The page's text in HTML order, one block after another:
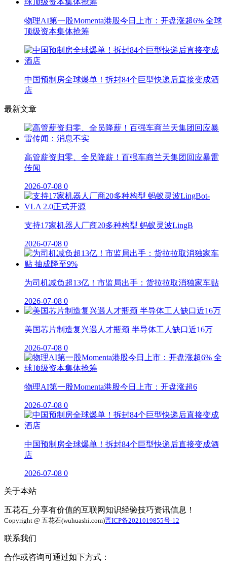
物理AI第一股Momenta港股今日上市：开盘涨超6% 全球
顶级资本集体抢筹
中国预制房全球爆单！拆封84个巨型快递后直接变成酒
店
最新文章
高管薪资归零、全员降薪！百强车商兰天集团回应暴雷
传闻
2026-07-08 0
支持17家机器人厂商20多种构型 蚂蚁灵波LingB
2026-07-08 0
为司机减负超13亿！市监局出手：货拉拉取消独家车贴
2026-07-08 0
美国芯片制造复兴遇人才瓶颈 半导体工人缺口近16万
2026-07-08 0
物理AI第一股Momenta港股今日上市：开盘涨超6
2026-07-08 0
中国预制房全球爆单！拆封84个巨型快递后直接变成酒
店
2026-07-08 0
关于本站
五花石_分享有价值的互联网知识经验技巧资讯信息！
Copyright @ 五花石(wuhuashi.com)晋ICP备2021019855号-12
联系我们
合作或咨询可通过如下方式：